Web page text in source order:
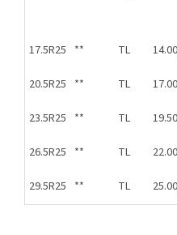
17.5R25 ** TL
20.5R25 ** TL
23.5R25 ** TL
26.5R25 ** TL
29.5R25 ** TL